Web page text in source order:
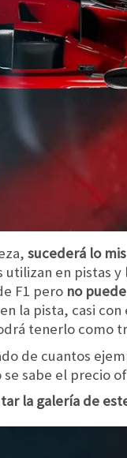
sucederá lo
utilizan en pistas
F1 pero no
la pista, casi
tenerlo como
de cuantos
se sabe el precio
la galería de